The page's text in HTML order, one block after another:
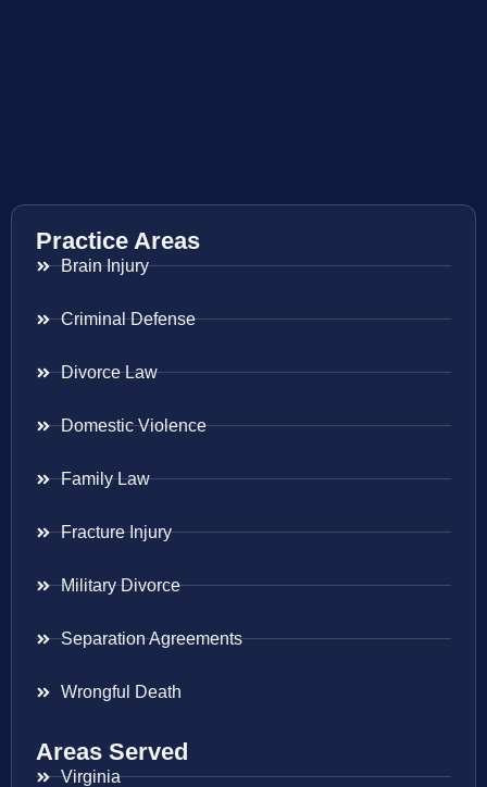
Practice Areas
Brain Injury
Criminal Defense
Divorce Law
Domestic Violence
Family Law
Fracture Injury
Military Divorce
Separation Agreements
Wrongful Death
Areas Served
Virginia